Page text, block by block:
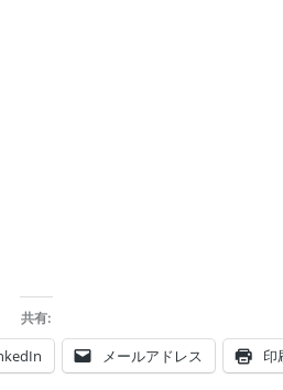
共有:
メールアドレス 印